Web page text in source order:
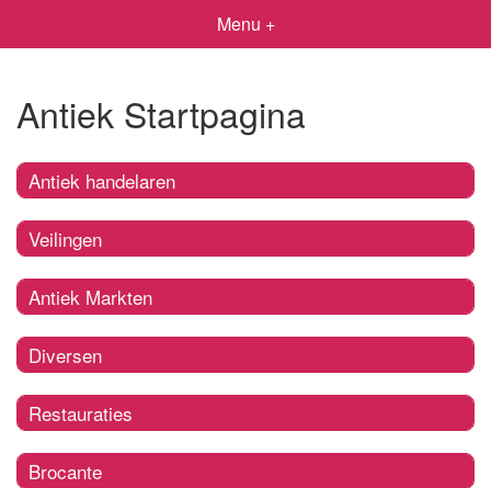
Menu +
Antiek Startpagina
Antiek handelaren
Veilingen
Antiek Markten
Diversen
Restauraties
Brocante